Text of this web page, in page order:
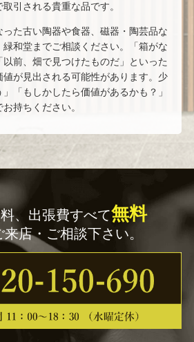
引される貴重な品です。
った古い陶器や食器、磁器・陶芸品な
緑和堂までご相談ください。「箱がな
前、畑で見つけたものだ」といった
が見出される可能性があります。少
「もしかしたら価値があるかも？」
持ちください。
、出張費すべて無料
店・ご相談下さい。